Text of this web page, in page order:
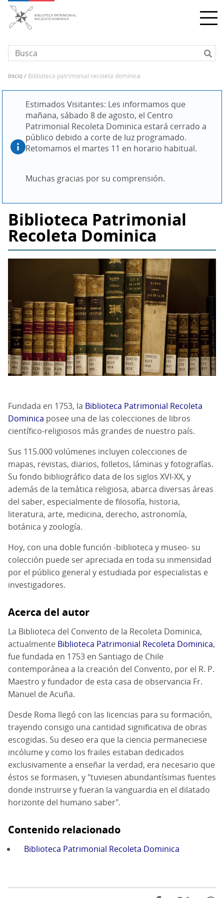
Pasar
contenido
principal
Sobrescribir
enlaces
ayuda
a
la
inicio biblioteca patrimonial recoleta dominica
Estimados Visitantes: Les informamos que
mañana, sábado 8 de agosto, el Centro
Patrimonial Recoleta Dominica estará cerrado a
público debido a corte de luz programado.
Retomamos el martes 11 en horario habitual.
Muchas gracias por su comprensión.
Biblioteca Patrimonial
Recoleta Dominica
Fundada en 1753, la Biblioteca Patrimonial Recoleta
Dominica posee una de las colecciones de libros
científico-religiosos más grandes de nuestro país.
Sus 115.000 volúmenes incluyen colecciones de
mapas, revistas, diarios, folletos, láminas y fotografías.
Su fondo bibliográfico data de los siglos XVI-XX, y
además de la temática religiosa, abarca diversas áreas
del saber, especialmente de filosofía, historia,
literatura, arte, medicina, derecho, astronomía,
botánica y zoología.
Hoy, con una doble función -biblioteca y museo- su
colección puede ser apreciada en toda su inmensidad
por el público general y estudiada por especialistas e
investigadores.
Acerca del autor
La Biblioteca del Convento de la Recoleta Dominica,
actualmente Biblioteca Patrimonial Recoleta Dominica,
fue fundada en 1753 en Santiago de Chile
contemporánea a la creación del Convento, por el R. P.
Maestro y fundador de esta casa de observancia Fr.
Manuel de Acuña.
Desde Roma llegó con las licencias para su formación,
trayendo consigo una cantidad significativa de obras
escogidas. Su deseo era que la ciencia permaneciese
incólume y como los frailes estaban dedicados
exclusivamente a enseñar la verdad, era necesario que
éstos se formasen, y "tuviesen abundantísimas fuentes
donde instruirse y fueran la vanguardia en el dilatado
horizonte del humano saber".
Contenido relacionado
Biblioteca Patrimonial Recoleta Dominica